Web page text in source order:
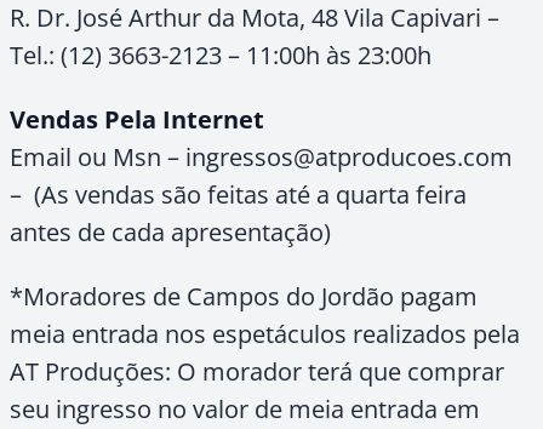
R. Dr. José Arthur da Mota, 48 Vila Capivari –
Tel.: (12) 3663-2123 – 11:00h às 23:00h
Vendas Pela Internet
Email ou Msn – ingressos@atproducoes.com
– (As vendas são feitas até a quarta feira
antes de cada apresentação)
*Moradores de Campos do Jordão pagam
meia entrada nos espetáculos realizados pela
AT Produções: O morador terá que comprar
seu ingresso no valor de meia entrada em